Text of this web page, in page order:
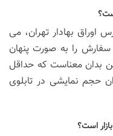
اوراق بهادار تهران، می
کل یک سفارش را به صورت پنهان
بدان معناست که حداقل
حجم نمایشی در تابلوی
است؟